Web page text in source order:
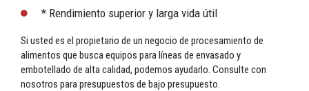
* Rendimiento superior y larga vida útil
Si usted es el propietario de un negocio de procesamiento de
alimentos que busca equipos para líneas de envasado y
embotellado de alta calidad, podemos ayudarlo. Consulte con
nosotros para presupuestos de bajo presupuesto.